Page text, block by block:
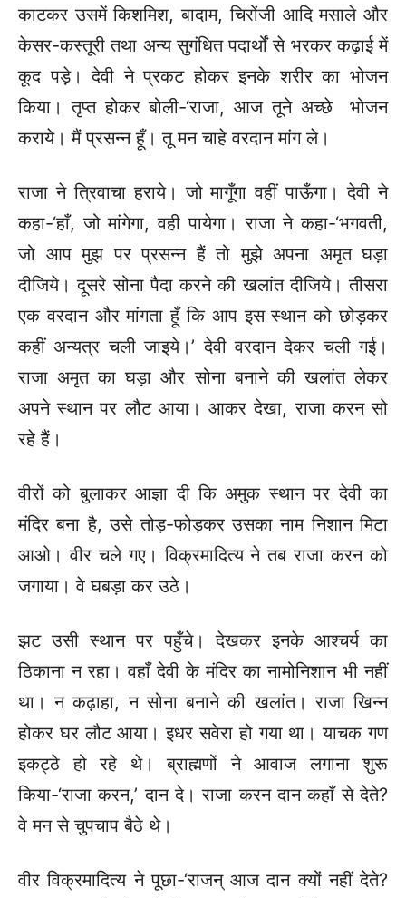
काटकर उसमें किशमिश, बादाम, चिरोंजी आदि मसाले और
केसर-कस्तूरी तथा अन्य सुगंधित पदार्थों से भरकर कढ़ाई में
कूद पड़े। देवी ने प्रकट होकर इनके शरीर का भोजन
किया। तृप्त होकर बोली-‘राजा, आज तूने अच्छे भोजन
कराये। मैं प्रसन्न हूँ। तू मन चाहे वरदान मांग ले।
राजा ने त्रिवाचा हराये। जो मागूँगा वहीं पाऊँगा। देवी ने
कहा-‘हाँ, जो मांगेगा, वही पायेगा। राजा ने कहा-‘भगवती,
जो आप मुझ पर प्रसन्न हैं तो मुझे अपना अमृत घड़ा
दीजिये। दूसरे सोना पैदा करने की खलांत दीजिये। तीसरा
एक वरदान और मांगता हूँ कि आप इस स्थान को छोड़कर
कहीं अन्यत्र चली जाइये।’ देवी वरदान देकर चली गई।
राजा अमृत का घड़ा और सोना बनाने की खलांत लेकर
अपने स्थान पर लौट आया। आकर देखा, राजा करन सो
रहे हैं।
वीरों को बुलाकर आज्ञा दी कि अमुक स्थान पर देवी का
मंदिर बना है, उसे तोड़-फोड़कर उसका नाम निशान मिटा
आओ। वीर चले गए। विक्रमादित्य ने तब राजा करन को
जगाया। वे घबड़ा कर उठे।
झट उसी स्थान पर पहुँचे। देखकर इनके आश्चर्य का
ठिकाना न रहा। वहाँ देवी के मंदिर का नामोनिशान भी नहीं
था। न कढ़ाहा, न सोना बनाने की खलांत। राजा खिन्न
होकर घर लौट आया। इधर सवेरा हो गया था। याचक गण
इकट्ठे हो रहे थे। ब्राह्मणों ने आवाज लगाना शुरू
किया-‘राजा करन,’ दान दे। राजा करन दान कहाँ से देते?
वे मन से चुपचाप बैठे थे।
वीर विक्रमादित्य ने पूछा-‘राजन् आज दान क्यों नहीं देते?